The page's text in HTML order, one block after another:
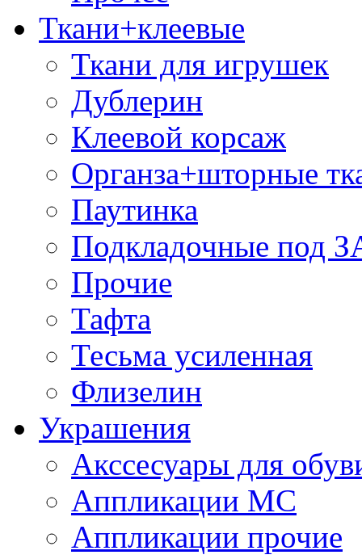
Ткани+клеевые
Ткани для игрушек
Дублерин
Клеевой корсаж
Органза+шторные
Паутинка
Подкладочные под
Прочие
Тафта
Тесьма усиленная
Флизелин
Украшения
Акссесуары для
Аппликации МС
Аппликации прочие